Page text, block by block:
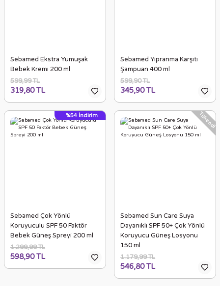
Sebamed Ekstra Yumuşak
Bebek Kremi 200 ml
599,99 TL
319,80 TL
Sebamed Yıpranma Karşıtı
Şampuan 400 ml
599,90 TL
345,90 TL
%54 İndirim
Sebamed Çok Yönlü
Koruyuculu SPF 50 Faktör
Bebek Güneş Spreyi 200 ml
1.299,99 TL
598,90 TL
Tükendi
Sebamed Sun Care Suya
Dayanıklı SPF 50+ Çok Yönlü
Koruyucu Güneş Losyonu
150 ml
1.179,99 TL
546,80 TL